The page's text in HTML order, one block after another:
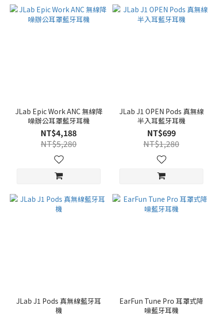
Range
(NT$)
JLab Epic Work ANC 無線降
噪辦公耳罩藍牙耳機
NT$4,188
NT$5,280
JLab J1 OPEN Pods 真無線
半入耳藍牙耳機
NT$699
NT$1,280
JLab J1 Pods 真無線藍牙耳
機
EarFun Tune Pro 耳罩式降
噪藍牙耳機